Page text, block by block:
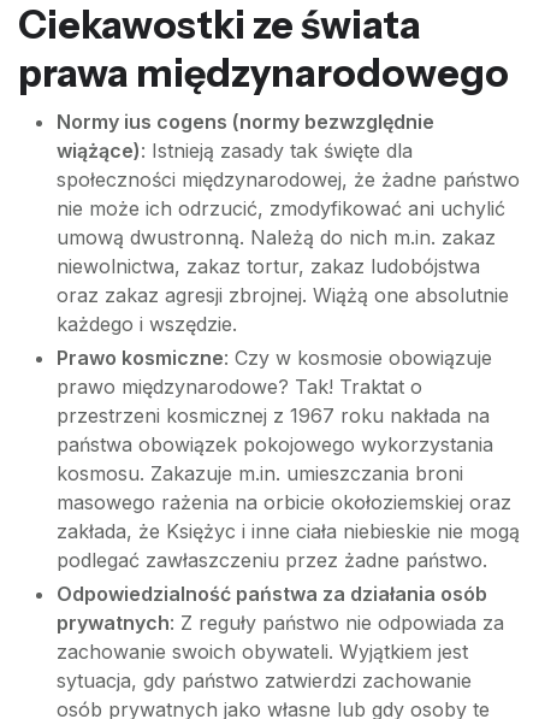
Ciekawostki ze świata
prawa międzynarodowego
Normy ius cogens (normy bezwzględnie
wiążące): Istnieją zasady tak święte dla
społeczności międzynarodowej, że żadne państwo
nie może ich odrzucić, zmodyfikować ani uchylić
umową dwustronną. Należą do nich m.in. zakaz
niewolnictwa, zakaz tortur, zakaz ludobójstwa
oraz zakaz agresji zbrojnej. Wiążą one absolutnie
każdego i wszędzie.
Prawo kosmiczne: Czy w kosmosie obowiązuje
prawo międzynarodowe? Tak! Traktat o
przestrzeni kosmicznej z 1967 roku nakłada na
państwa obowiązek pokojowego wykorzystania
kosmosu. Zakazuje m.in. umieszczania broni
masowego rażenia na orbicie okołoziemskiej oraz
zakłada, że Księżyc i inne ciała niebieskie nie mogą
podlegać zawłaszczeniu przez żadne państwo.
Odpowiedzialność państwa za działania osób
prywatnych: Z reguły państwo nie odpowiada za
zachowanie swoich obywateli. Wyjątkiem jest
sytuacja, gdy państwo zatwierdzi zachowanie
osób prywatnych jako własne lub gdy osoby te